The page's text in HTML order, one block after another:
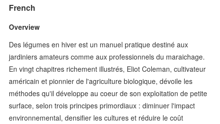
French
Overview
Des légumes en hiver est un manuel pratique destiné aux
jardiniers amateurs comme aux professionnels du maraichage.
En vingt chapitres richement illustrés, Eliot Coleman, cultivateur
américain et pionnier de l'agriculture biologique, dévoile les
méthodes qu'il développe au coeur de son exploitation de petite
surface, selon trois principes primordiaux : diminuer l'impact
environnemental, densifier les cultures et réduire le coût